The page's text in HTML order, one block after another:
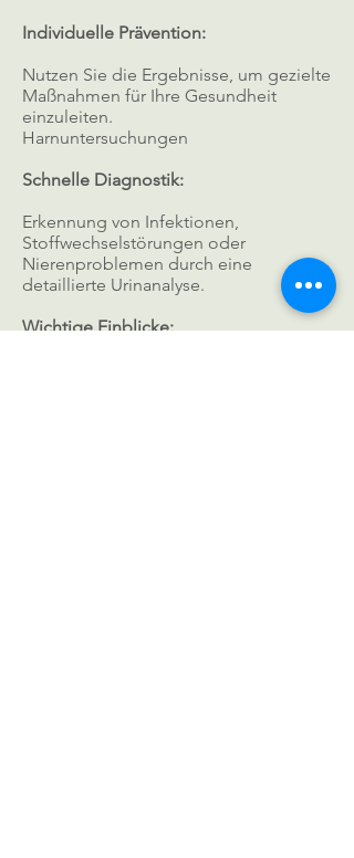
Individuelle Prävention:
Nutzen Sie die Ergebnisse, um gezielte
Maßnahmen für Ihre Gesundheit
einzuleiten.
Harnuntersuchungen
Schnelle Diagnostik:
Erkennung von Infektionen,
Stoffwechselstörungen oder
Nierenproblemen durch eine
detaillierte Urinanalyse.
Wichtige Einblicke: